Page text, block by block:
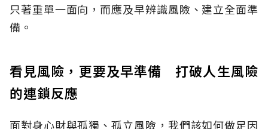
只著重單一面向，而應及早辨識風險、建立全面準
備。
看見風險，更要及早準備 打破人生風險
的連鎖反應
面對身心財與孤獨、孤立風險，我們該如何做足因